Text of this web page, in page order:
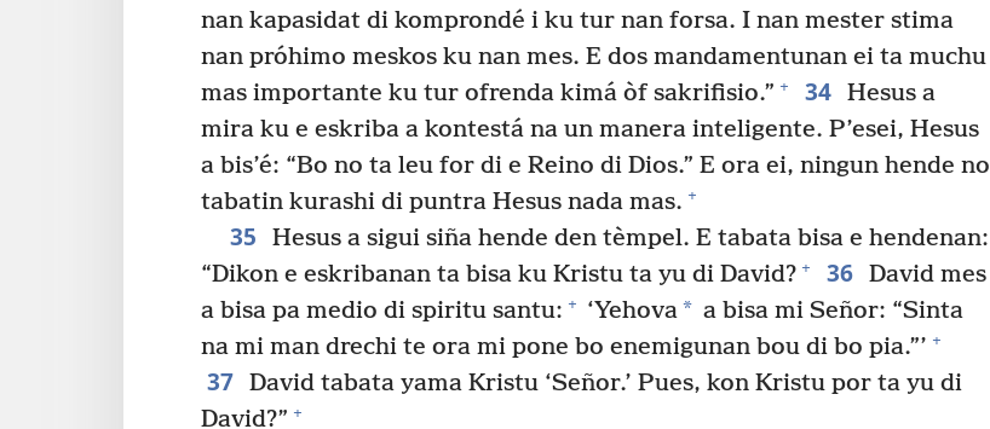
nan kapasidat di komprondé i ku tur nan forsa. I nan mester stima
nan próhimo meskos ku nan mes. E dos mandamentunan ei ta muchu
mas importante ku tur ofrenda kimá òf sakrifisio.” + 34 Hesus a
mira ku e eskriba a kontestá na un manera inteligente. P’esei, Hesus
a bis’é: “Bo no ta leu for di e Reino di Dios.” E ora ei, ningun hende no
tabatin kurashi di puntra Hesus nada mas. +
35
Hesus a sigui siña hende den tèmpel. E tabata bisa e hendenan:
“Dikon e eskribanan ta bisa ku Kristu ta yu di David? + 36 David mes
a bisa pa medio di spiritu santu: + ‘Yehova* a bisa mi Señor: “Sinta
na mi man drechi te ora mi pone bo enemigunan bou di bo pia.”’ +
37 David tabata yama Kristu ‘Señor.’ Pues, kon Kristu por ta yu di
David?” +